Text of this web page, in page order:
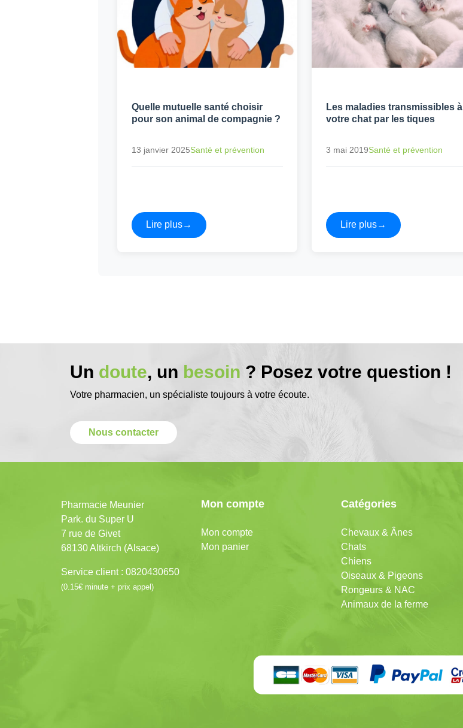
Quelle mutuelle santé choisir
pour son animal de compagnie ?
13 janvier 2025Santé et prévention
Lire plus→
Les maladies transmissibles à
votre chat par les tiques
3 mai 2019Santé et prévention
Lire plus→
Un doute, un besoin ? Posez votre question !
Votre pharmacien, un spécialiste toujours à votre écoute.
Nous contacter
Pharmacie Meunier
Park. du Super U
7 rue de Givet
68130 Altkirch (Alsace)
Service client : 0820430650
(0.15€ minute + prix appel)
Mon compte
Mon compte
Mon panier
Catégories
Chevaux & Ânes
Chats
Chiens
Oiseaux & Pigeons
Rongeurs & NAC
Animaux de la ferme